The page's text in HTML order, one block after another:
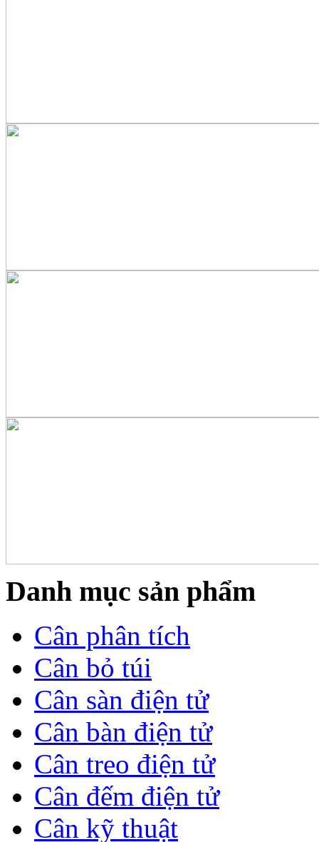
Danh mục sản phẩm
Cân phân tích
Cân bỏ túi
Cân sàn điện tử
Cân bàn điện tử
Cân treo điện tử
Cân đếm điện tử
Cân kỹ thuật